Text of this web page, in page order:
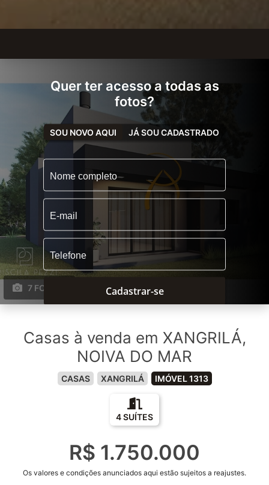
Quer ter acesso a todas as
fotos?
SOU NOVO AQUI JÁ SOU CADASTRADO
Cadastrar-se
7 FOTOS
Casas à venda em XANGRILÁ,
NOIVA DO MAR
CASAS XANGRILÁ IMÓVEL 1313
4 SUÍTES
R$ 1.750.000
Os valores e condições anunciados aqui estão sujeitos a reajustes.